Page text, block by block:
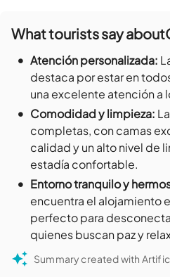
What tourists say about
• Atención personalizada:
destaca por estar en
una excelente atención a
• Comodidad y limpieza:
completas, con camas
calidad y un alto nivel de
estadía confortable.
• Entorno tranquilo y
encuentra el alojamiento
perfecto para
quienes buscan paz y
Summary created with